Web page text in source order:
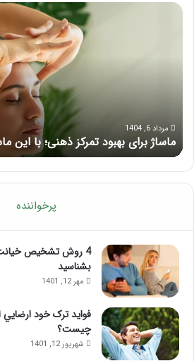
ماساژ
حواس‌جمع
شوید!
مرداد 6, 1404
ماساژ برای بهبود تمرکز ذهنی؛ با
پرخواننده
4 روش تشخیص
بشناسید
مهر 12, 1401
فواید ترک خود
چیست؟
شهریور 12, 1401